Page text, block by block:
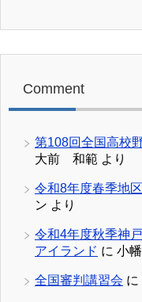
Comment
第108回全国高校
大前 和範 より
令和8年度春季地
ン より
令和4年度秋季神
アイランド に 小
全国審判講習会 に